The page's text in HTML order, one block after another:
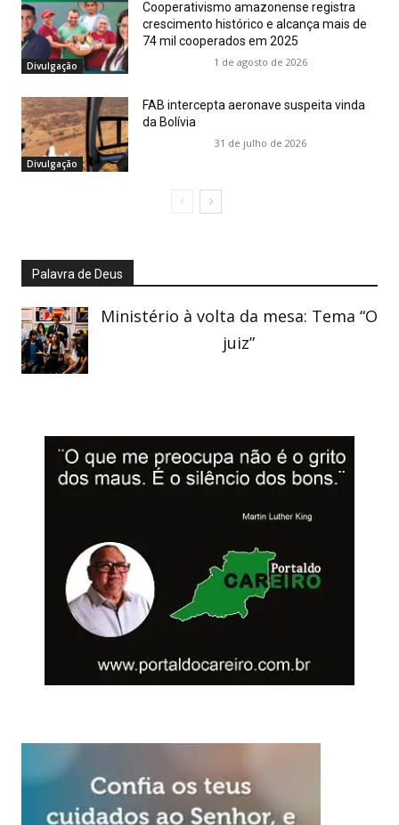
Divulgação
Cooperativismo amazonense registra
crescimento histórico e alcança mais de
74 mil cooperados em 2025
1 de agosto de 2026
Divulgação
FAB intercepta aeronave suspeita vinda
da Bolívia
31 de julho de 2026
Palavra de Deus
Ministério à volta da mesa: Tema “O
juiz”